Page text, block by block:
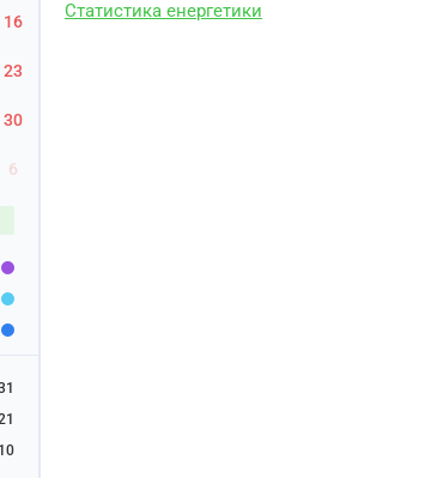
16
23
30
6
10
Статистика енергетики